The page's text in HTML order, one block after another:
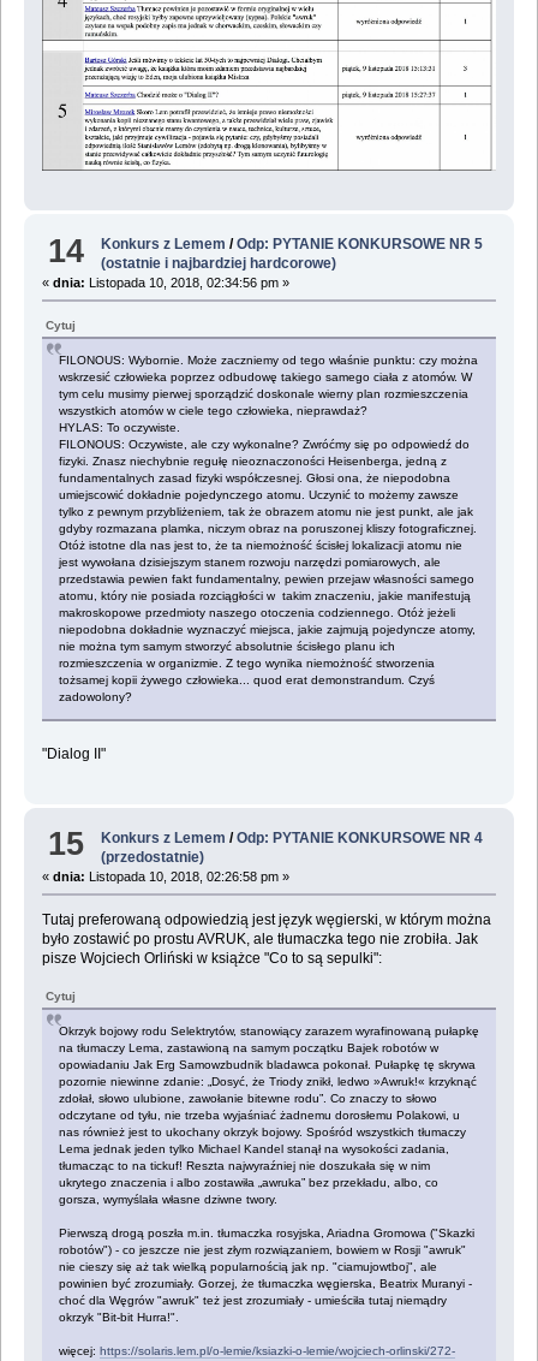
14 Konkurs z Lemem /Odp: PYTANIE KONKURSOWE NR 5
(ostatnie i najbardziej hardcorowe)
« dnia: Listopada 10, 2018, 02:34:56 pm »
Cytuj
FILONOUS: Wybornie. Może zaczniemy od tego właśnie punktu: czy można
wskrzesić człowieka poprzez odbudowę takiego samego ciała z atomów. W
tym celu musimy pierwej sporządzić doskonale wierny plan rozmieszczenia
wszystkich atomów w ciele tego człowieka, nieprawdaż?
HYLAS: To oczywiste.
FILONOUS: Oczywiste, ale czy wykonalne? Zwróćmy się po odpowiedź do
fizyki. Znasz niechybnie regułę nieoznaczoności Heisenberga, jedną z
fundamentalnych zasad fizyki współczesnej. Głosi ona, że niepodobna
umiejscowić dokładnie pojedynczego atomu. Uczynić to możemy zawsze
tylko z pewnym przybliżeniem, tak że obrazem atomu nie jest punkt, ale jak
gdyby rozmazana plamka, niczym obraz na poruszonej kliszy fotograficznej.
Otóż istotne dla nas jest to, że ta niemożność ścisłej lokalizacji atomu nie
jest wywołana dzisiejszym stanem rozwoju narzędzi pomiarowych, ale
przedstawia pewien fakt fundamentalny, pewien przejaw własności samego
atomu, który nie posiada rozciągłości w takim znaczeniu, jakie manifestują
makroskopowe przedmioty naszego otoczenia codziennego. Otóż jeżeli
niepodobna dokładnie wyznaczyć miejsca, jakie zajmują pojedyncze atomy,
nie można tym samym stworzyć absolutnie ścisłego planu ich
rozmieszczenia w organizmie. Z tego wynika niemożność stworzenia
tożsamej kopii żywego człowieka... quod erat demonstrandum. Czyś
zadowolony?
"Dialog II"
15 Konkurs z Lemem /Odp: PYTANIE KONKURSOWE NR 4
(przedostatnie)
« dnia: Listopada 10, 2018, 02:26:58 pm »
Tutaj preferowaną odpowiedzią jest język węgierski, w którym można
było zostawić po prostu AVRUK, ale tłumaczka tego nie zrobiła. Jak
pisze Wojciech Orliński w książce "Co to są sepulki":
Cytuj
Okrzyk bojowy rodu Selektrytów, stanowiący zarazem wyrafinowaną pułapkę
na tłumaczy Lema, zastawioną na samym początku Bajek robotów w
opowiadaniu Jak Erg Samowzbudnik bladawca pokonał. Pułapkę tę skrywa
pozornie niewinne zdanie: „Dosyć, że Triody znikł, ledwo »Awruk!« krzyknąć
zdołał, słowo ulubione, zawołanie bitewne rodu”. Co znaczy to słowo
odczytane od tyłu, nie trzeba wyjaśniać żadnemu dorosłemu Polakowi, u
nas również jest to ukochany okrzyk bojowy. Spośród wszystkich tłumaczy
Lema jednak jeden tylko Michael Kandel stanął na wysokości zadania,
tłumacząc to na tickuf! Reszta najwyraźniej nie doszukała się w nim
ukrytego znaczenia i albo zostawiła „awruka” bez przekładu, albo, co
gorsza, wymyślała własne dziwne twory.
Pierwszą drogą poszła m.in. tłumaczka rosyjska, Ariadna Gromowa ("Skazki
robotów") - co jeszcze nie jest złym rozwiązaniem, bowiem w Rosji "awruk"
nie cieszy się aż tak wielką popularnością jak np. "ciamujowtboj", ale
powinien być zrozumiały. Gorzej, że tłumaczka węgierska, Beatrix Muranyi -
choć dla Węgrów "awruk" też jest zrozumiały - umieściła tutaj niemądry
okrzyk "Bit-bit Hurra!".
więcej: https://solaris.lem.pl/o-lemie/ksiazki-o-lemie/wojciech-orlinski/272-